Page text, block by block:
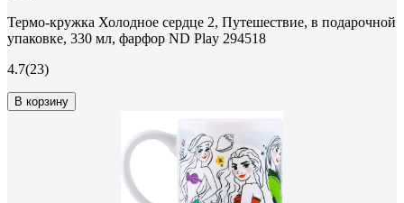
Термо-кружка Холодное сердце 2, Путешествие, в подарочной
упаковке, 330 мл, фарфор ND Play 294518
4.7(23)
В корзину